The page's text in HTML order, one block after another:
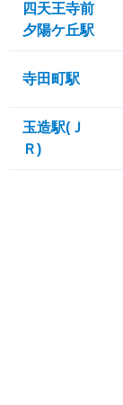
四天王寺前
夕陽ケ丘駅
寺田町駅
玉造駅(Ｊ
Ｒ)